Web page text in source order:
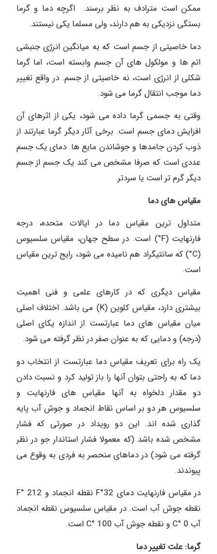
ممکن است مترادف به نظر برسند. اگرچه دما و گرما
بستگی نزدیکی به هم دارند، ولی مسلما یکی نیستند.
دما خاصیتی از جسم است که به میانگین انرژی جنبشی
اتم ها و مولکول های آن جسم وابسته است، اما گرما
شکلی از انرژی است، نه خاصیتی از جسم. در واقع تغییر
دما موجب انتقال گرما می شود.
وقتی به جسمی گرما داده می شود، یکی از اثرهای آن
افزایش دمای جسم است. برخی آثار دیگر گرما عبارتند از
ذوب کردن جامدها و جوشاندن مایع ها. دمای یک جسم
عددی است که صرفا مشخص می کند یک جسم از جسم
دیگر گرم تر است یا سردتر.
مقیاس های دما
متداول ترین مقیاس دما در ایالات متحده، درجه
فارنهایت (F°) است. در سطح جهان، مقیاس سلسیوس
(C°) که سانتیگراد هم نامیده می شود، رایج ترین مقیاس
است.
مقیاس دیگری که در کارهای علمی و فنی اهمیت
بیشتری دارد، مقیاس کلوین (K) می باشد. اختلاف اصلی
میان مقیاس های دما عبارتست از اندازه یکای اصلی
(درجه) و دمایی که به عنوان صفر در نظر گرفته می شود.
یک راه برای تعریف مقياس دما عبارتست از انتخاب دو
دما که به راحتی بتوان آنها را باز تولید کرد و نسبت دادن
دو مقدار دلخواه به آنها مقیاس های فارنهایت و
سلسیوس هر دو بر اساس نقاط انجماد و جوش آب پایه
گذاری شده اند. این دو رویداد در صورتی که فشار
مشخص شده باشد (که معمولا فشار استاندار جو در نظر
گرفته می شود) در دماهای منحصر به فردی به وقوع می
پیوندند.
در مقیاس فارنهایت دمای 32°F نقطه انجماد و F° 212
نقطه جوش آب است. در مقیاس سلسیوس نقطه انجماد
آب C° 0 و نقطه جوش آب C° 100 است.
گرما: علت تغییر دما